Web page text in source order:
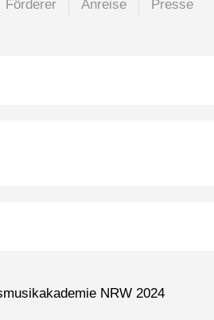
Förderer Anreise Presse
NRW 2024